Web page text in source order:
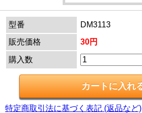
型番
DM3113
販売価格
30円
購入数
特定商取引法に基づく表記 (返品など)